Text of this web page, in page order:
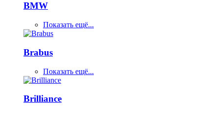
BMW
Показать ещё...
Brabus
Показать ещё...
Brilliance